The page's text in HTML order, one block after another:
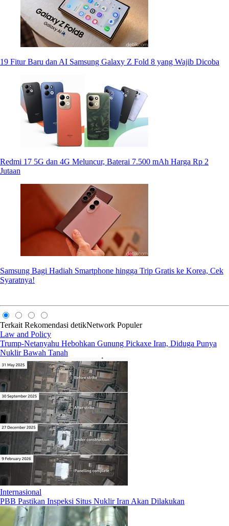
19 Fitur Baru dan AI Samsung Galaxy Z Fold 8 yang Wajib Dicoba
Redmi 17 5G dan 4G Meluncur, Baterai 7.500 mAh Harga Rp 2
Jutaan
Samsung Bagi Hadiah Smartphone hingga Trip Gratis ke Korea, Cek
Syaratnya!
Terkait Rekomendasi detikNetwork Populer
Law and Policy
Trump-Netanyahu Hebohkan Gunung Pickaxe Iran, Diduga Punya
Nuklir Bawah Tanah
Internasional
PBB Pastikan Inspeksi Situs Nuklir Iran Akan Dilakukan